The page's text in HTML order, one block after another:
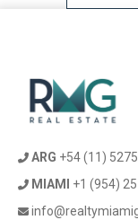
ARG +54 (11)
MIAMI
+1 (954)